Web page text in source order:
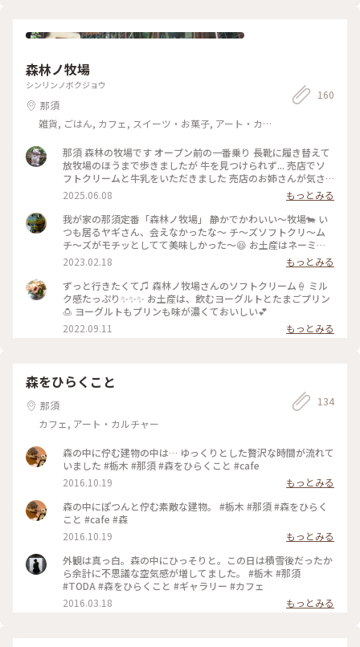
森林ノ牧場
シンリンノボクジョウ
那須
雑貨, ごはん, カフェ, スイーツ・お菓子, アート・カ
やげ
160
那須 森林の牧場です オープン前の一番乗り 長靴に履き替えて
放牧場のほうまで歩きましたが 牛を見つけられず... 売店でソ
フトクリームと牛乳をいただきました 売店のお姉さんが気さ
くに声をかけてくれて 楽しかったです 牛乳の瓶が可愛いく
て、持って帰っていいか聞いたら、サッと水洗いしてくれまし
た 今度は料理を食べに行きたいです☺️ #森林ノ牧場 #那須
2025.06.08
もっとみる
我が家の那須定番「森林ノ牧場」 静かでかわいい～牧場🐄 い
つも居るヤギさん、会えなかったな～ チ～ズソフトクリ～ム
チ～ズがモチッとしてて美味しかった～😆 お土産はネーミン
グが凄い❓️いのちのミートソース(これウマウマ) ・バターのい
とこ・ビーフジャーキ 那須、最高～😀 #森林ノ牧場 #Myこと
りっぷ
2023.02.18
もっとみる
ずっと行きたくて♫ 森林ノ牧場さんのソフトクリーム🍦 ミル
ク感たっぷり✨✨✨ お土産は、飲むヨーグルトとたまごプリン
🍮 ヨーグルトもプリンも味が濃くておいしい💕
2022.09.11
もっとみる
森をひらくこと
那須
カフェ, アート・カルチャー
134
森の中に佇む建物の中は… ゆっくりとした贅沢な時間が流れて
いました #栃木 #那須 #森をひらくこと #cafe
2016.10.19
もっとみる
森の中にぽつんと佇む素敵な建物。 #栃木 #那須 #森をひらく
こと #cafe #森
2016.10.19
もっとみる
外観は真っ白。森の中にひっそりと。この日は積雪後だったか
ら余計に不思議な空気感が増してました。 #栃木 #那須
#TODA #森をひらくこと #ギャラリー #カフェ
2016.03.18
もっとみる